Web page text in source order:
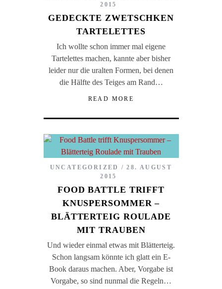
2015
GEDECKTE ZWETSCHKEN
TARTELETTES
Ich wollte schon immer mal eigene
Tartelettes machen, kannte aber bisher
leider nur die uralten Formen, bei denen
die Hälfte des Teiges am Rand…
READ MORE
UNCATEGORIZED
28. AUGUST
2015
FOOD BATTLE TRIFFT
KNUSPERSOMMER –
BLÄTTERTEIG ROULADE
MIT TRAUBEN
Und wieder einmal etwas mit Blätterteig.
Schon langsam könnte ich glatt ein E-
Book daraus machen. Aber, Vorgabe ist
Vorgabe, so sind nunmal die Regeln…